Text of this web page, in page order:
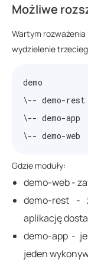
Możliwe
Wartym
wydzielenie
demo
\-- demo-rest
\-- demo-app
Gdzie moduły:
demo-web -
demo-rest -
aplikację
demo-app -
jeden